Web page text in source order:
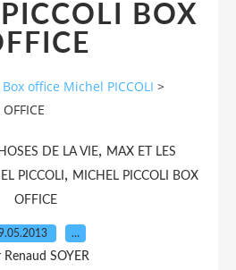
BOX
Box office Michel PICCOLI >
DE LA VIE, MAX ET LES
PICCOLI , MICHEL PICCOLI BOX
OFFICE
…
Renaud SOYER